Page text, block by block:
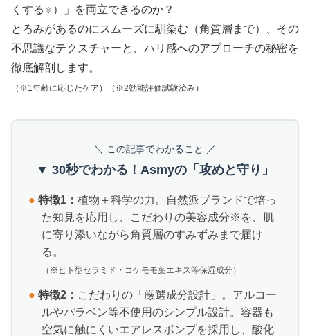
くする ※ ）」を両立できるのか？
とろみがあるのにスムーズに馴染む（角質層まで）、その
不思議なテクスチャーと、ハリ感へのアプローチの秘密を
徹底解剖します。
（※1年齢に応じたケア）（※2効能評価試験済み）
＼ この記事でわかること ／
▼ 30秒でわかる！Asmyの「攻めと守り」
● 特徴1：植物＋科学の力。自然派ブランドで培っ
た知見を応用し、こだわりの美容成分※を、肌
に寄り添いながら角質層のすみずみまで届け
る。
（※ヒト型セラミド・コケモモ葉エキス等保湿成分）
● 特徴2： こだわりの「厳選成分設計」。アルコー
ルやパラベン等不使用のシンプル設計。容器も
空気に触にくいエアレスポンプを採用し、酸化